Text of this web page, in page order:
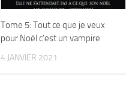
Tome 5: Tout ce que je veux
pour Noël c’est un vampire
4 JANVIER 2021